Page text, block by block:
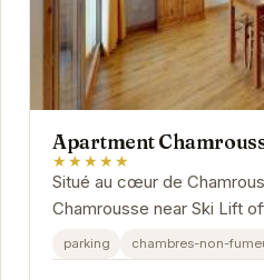
Apartment
★★★★★
Situé au cœur de
Chamrousse near Ski Lift
pistes de ski. Cet
bien...
parking chambres-non-